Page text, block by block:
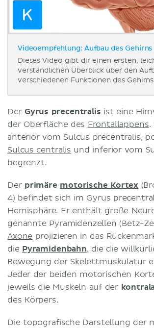
Videoempfehlung: Aufbau des Gehirns
Dieses Video gibt dir einen ersten,
verständlichen Überblick über den
verschiedenen Funktionen des
Der Gyrus precentralis ist eine
der Oberfläche des Frontallappens.
anterior vom Sulcus precentralis,
Sulcus centralis und inferior vom
begrenzt.
Der primäre motorische Kortex
4) befindet sich im Gyrus
Hemisphäre. Er enthält große
genannte Pyramidenzellen (Betz-
Axone projizieren in das
die Pyramidenbahn, die die
Bewegung der Skelettmuskulatur
Jeder der beiden motorischen
jeweils die Muskeln auf der
des Körpers.
Die topografische Darstellung der